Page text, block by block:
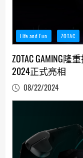
Life and Fun ZOTAC
ZOTAC GAMING隆
2024正式亮相
08/22/2024